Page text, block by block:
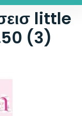
little
(3)